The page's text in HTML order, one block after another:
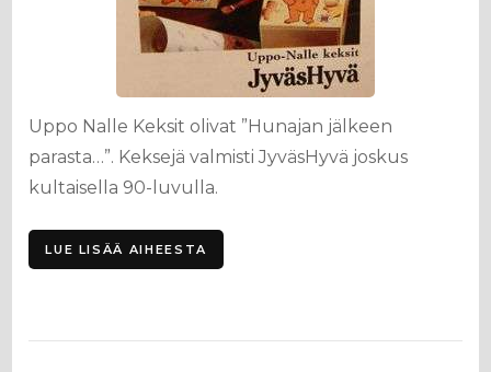
Uppo Nalle Keksit olivat ”Hunajan jälkeen
parasta…”. Keksejä valmisti JyväsHyvä joskus
kultaisella 90-luvulla.
LUE LISÄÄ AIHEESTA